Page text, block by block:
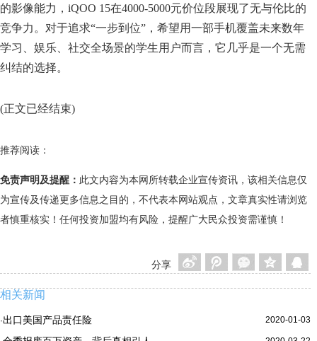
的影像能力，iQOO 15在4000-5000元价位段展现了无与伦比的
竞争力。对于追求“一步到位”，希望用一部手机覆盖未来数年
学习、娱乐、社交全场景的学生用户而言，它几乎是一个无需
纠结的选择。
(正文已经结束)
推荐阅读：
免责声明及提醒： 此文内容为本网所转载企业宣传资讯，该相关信息仅
为宣传及传递更多信息之目的，不代表本网站观点，文章真实性请浏览
者慎重核实！任何投资加盟均有风险，提醒广大民众投资需谨慎！
分享
相关新闻
2020-01-03
·出口美国产品责任险